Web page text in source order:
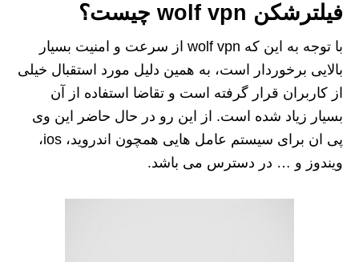
فیلترشکن wolf vpn چیست؟
با توجه به این که wolf vpn از سرعت و امنیت بسیار
بالایی برخوردار است، به همین دلیل مورد استقبال خیلی
از کاربران قرار گرفته است و تقاضا استفاده از آن
بسیار زیاد شده است. از این رو در حال حاضر این وی
پی ان برای سیستم‌ عامل‌ هایی همچون اندروید، ios،
ویندوز و … در دسترس می باشد.